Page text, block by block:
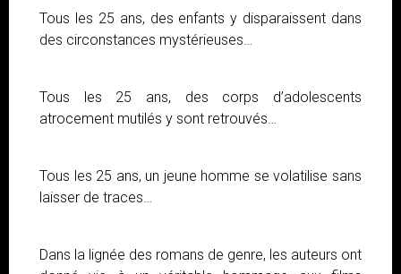
Tous les 25 ans, des enfants y disparaissent dans
des circonstances mystérieuses…
Tous les 25 ans, des corps d’adolescents
atrocement mutilés y sont retrouvés…
Tous les 25 ans, un jeune homme se volatilise sans
laisser de traces…
Dans la lignée des romans de genre, les auteurs ont